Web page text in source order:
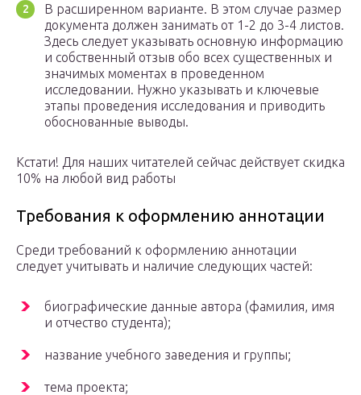
В расширенном варианте. В этом случае размер
документа должен занимать от 1-2 до 3-4 листов.
Здесь следует указывать основную информацию
и собственный отзыв обо всех существенных и
значимых моментах в проведенном
исследовании. Нужно указывать и ключевые
этапы проведения исследования и приводить
обоснованные выводы.
Кстати! Для наших читателей сейчас действует скидка
10% на любой вид работы
Требования к оформлению аннотации
Среди требований к оформлению аннотации
следует учитывать и наличие следующих частей:
биографические данные автора (фамилия, имя
и отчество студента);
название учебного заведения и группы;
тема проекта;